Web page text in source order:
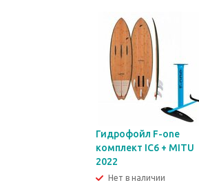
Гидрофойл F-one
комплект IC6 + MITU
2022
Нет в наличии